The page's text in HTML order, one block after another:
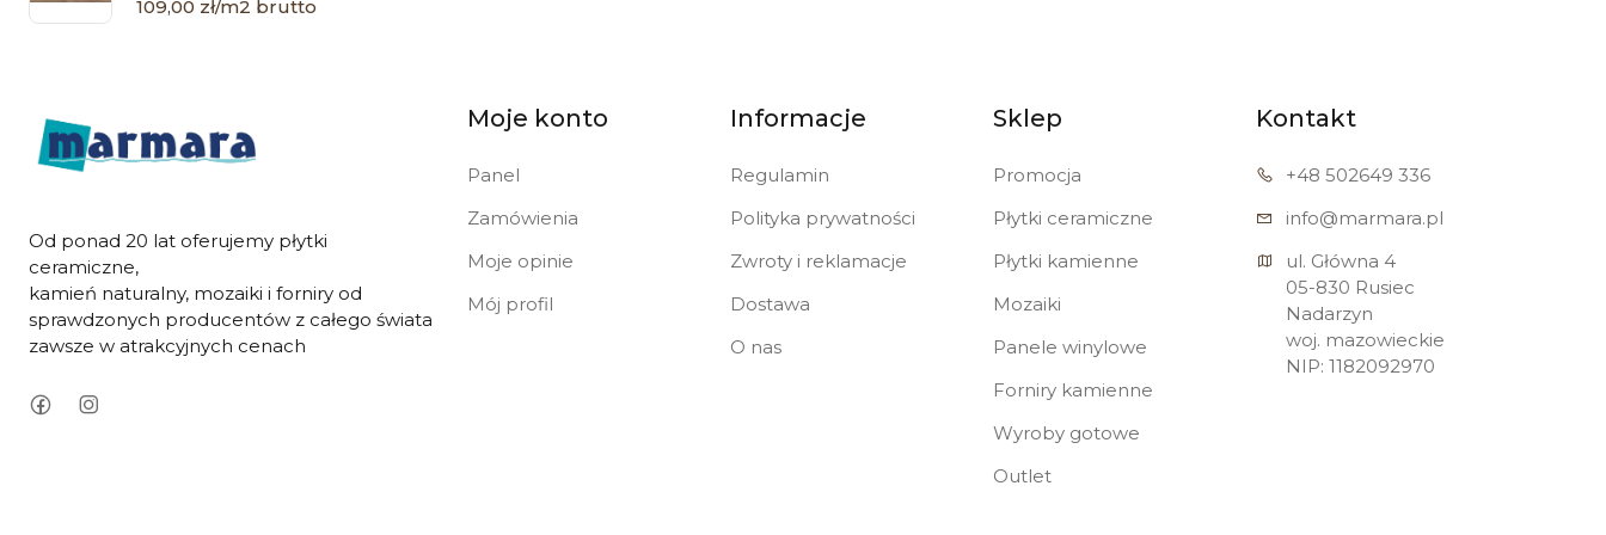
109,00 zł/m2 brutto
Od ponad 20 lat oferujemy płytki
ceramiczne,
kamień naturalny, mozaiki i forniry od
sprawdzonych producentów z całego świata
zawsze w atrakcyjnych cenach
Moje konto
Panel
Zamówienia
Moje opinie
Mój profil
Informacje
Regulamin
Polityka prywatności
Zwroty i reklamacje
Dostawa
O nas
Sklep
Promocja
Płytki ceramiczne
Płytki kamienne
Mozaiki
Panele winylowe
Forniry kamienne
Wyroby gotowe
Outlet
Kontakt
+48 502649 336
info@marmara.pl
ul. Główna 4
05-830 Rusiec
Nadarzyn
woj. mazowieckie
NIP: 1182092970